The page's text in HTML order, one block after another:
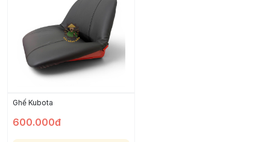
Ghế Kubota
600.000đ